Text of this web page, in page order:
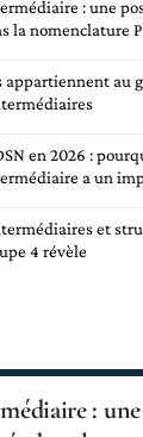
: une
la nomenclature
appartiennent au
en 2026 :
a un
et
4 révèle
: